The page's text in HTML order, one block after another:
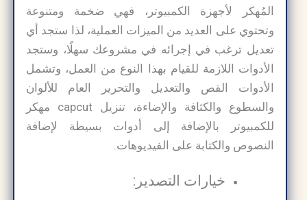
المُهكر لأجهزة الكمبيوتر، فهي ضخمة ومتنوعة
وتحتوي على العديد من الميزات العملية، لذا ستجد أي
تعديل ترغب في إجرائه في مشروعك سهلًا، وستجد
الأدوات اللازمة للقيام بهذا النوع من العمل، وتشمل
الأدوات القص والتعديل والتحرير العام للألوان
والسطوع والكثافة والإضاءة، تنزيل capcut مهكر
للكمبيوتر بالإضافة إلى أدوات بسيطة لإضافة
النصوص والكتابة على الفيديوهات.
خيارات التصدير: